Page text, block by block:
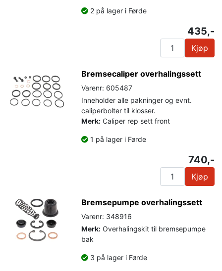
2 på lager i Førde
435,-
Kjøp
Bremsecaliper overhalingssett
Varenr: 605487
Inneholder alle pakninger og evnt.
caliperbolter til klosser.
Merk: Caliper rep sett front
1 på lager i Førde
740,-
Kjøp
Bremsepumpe overhalingssett
Varenr: 348916
Merk: Overhalingskit til bremsepumpe
bak
3 på lager i Førde